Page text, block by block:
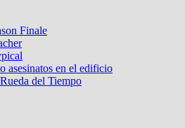
Finale
asesinatos en el edificio
del Tiempo